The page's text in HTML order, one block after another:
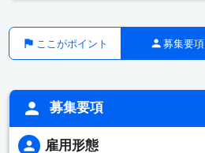
ここがポイント 募集要項
募集要項
雇用形態